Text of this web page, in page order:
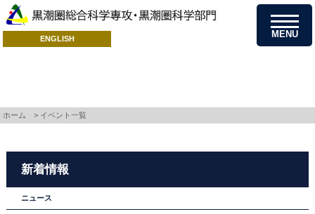
ENGLISH MENU
ホーム > イベント一覧
新着情報
ニュース